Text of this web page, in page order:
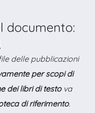
documento:
delle pubblicazioni
per scopi di
dei libri di testova
di riferimento.